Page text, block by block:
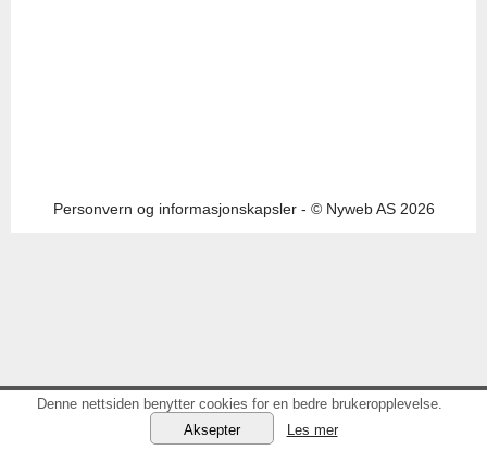
Personvern og informasjonskapsler- © Nyweb AS 2026
Denne nettsiden benytter cookies for en bedre brukeropplevelse.
Les mer